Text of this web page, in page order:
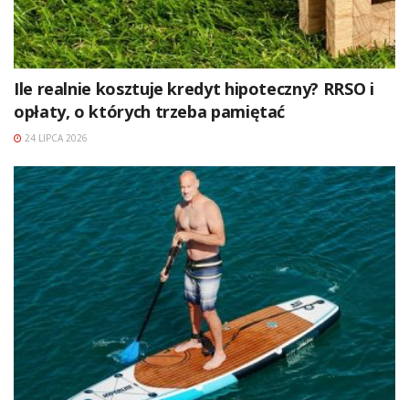
Ile realnie kosztuje kredyt hipoteczny? RRSO i
opłaty, o których trzeba pamiętać
24 LIPCA 2026